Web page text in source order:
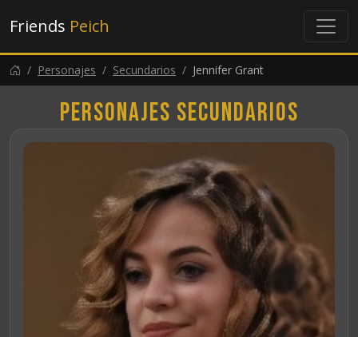
Friends Peich
Personajes Secundarios Jennifer Grant
Personajes secundarios